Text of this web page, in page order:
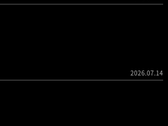
2026.07.14